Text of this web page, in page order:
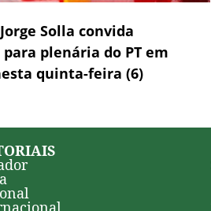
Solla convida
plenária do PT em
quinta-feira (6)